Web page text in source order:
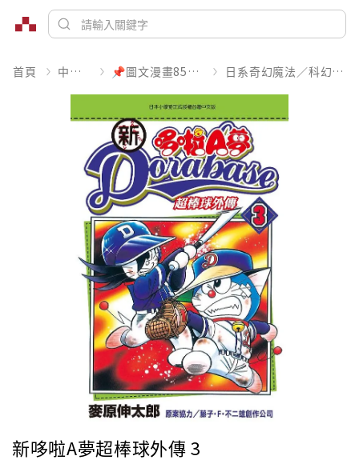
首頁 中文書 📌圖文漫畫85折起 日系奇幻魔法／科幻冒險
新哆啦A夢超棒球外傳 3